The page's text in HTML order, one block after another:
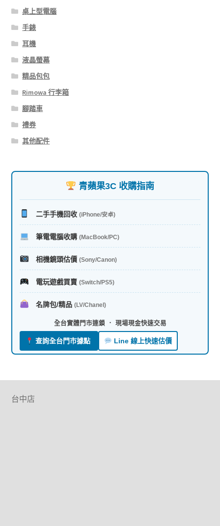
桌上型電腦
手錶
耳機
液晶螢幕
精品包包
Rimowa 行李箱
腳踏車
禮券
其他配件
青蘋果3C 收購指南
二手手機回收 (iPhone/安卓)
筆電電腦收購 (MacBook/PC)
相機鏡頭估價 (Sony/Canon)
電玩遊戲買賣 (Switch/PS5)
名牌包/精品 (LV/Chanel)
全台實體門市連鎖 ． 現場現金快速交易
查詢全台門市據點 Line 線上快速估價
台中店